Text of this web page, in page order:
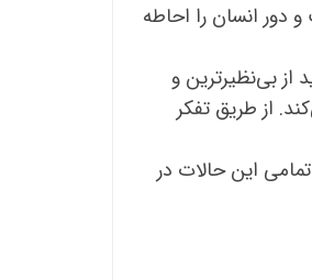
دور انسان را احاطه
از بی‌نظیرترین و
از طریق تفکر
این حالات در